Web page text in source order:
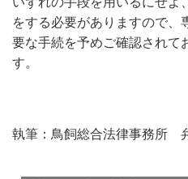
をする必要がありますので、
要な手続を予めご確認されて
す。
執筆：鳥飼総合法律事務